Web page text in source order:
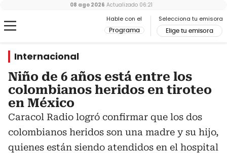
Hable con el
Programa
Selecciona tu emisora
Elige tu emisora
08 ago 2026 Actualizado 06:21
Internacional
Niño de 6 años está entre los
colombianos heridos en tiroteo
en México
Caracol Radio logró confirmar que los dos
colombianos heridos son una madre y su hijo,
quienes están siendo atendidos en el hospital